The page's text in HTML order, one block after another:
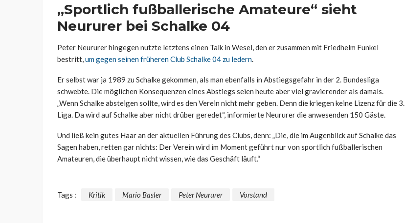
„Sportlich fußballerische Amateure“ sieht
Neururer bei Schalke 04
Peter Neururer hingegen nutzte letztens einen Talk in Wesel, den er zusammen mit Friedhelm Funkel
bestritt,um gegen seinen früheren Club Schalke 04 zu ledern.
Er selbst war ja 1989 zu Schalke gekommen, als man ebenfalls in Abstiegsgefahr in der 2. Bundesliga
schwebte. Die möglichen Konsequenzen eines Abstiegs seien heute aber viel gravierender als damals.
„Wenn Schalke absteigen sollte, wird es den Verein nicht mehr geben. Denn die kriegen keine Lizenz für die 3.
Liga. Da wird auf Schalke aber nicht drüber geredet“, informierte Neururer die anwesenden 150 Gäste.
Und ließ kein gutes Haar an der aktuellen Führung des Clubs, denn: „Die, die im Augenblick auf Schalke das
Sagen haben, retten gar nichts: Der Verein wird im Moment geführt nur von sportlich fußballerischen
Amateuren, die überhaupt nicht wissen, wie das Geschäft läuft.“
Tags : Kritik Mario Basler Peter Neururer Vorstand